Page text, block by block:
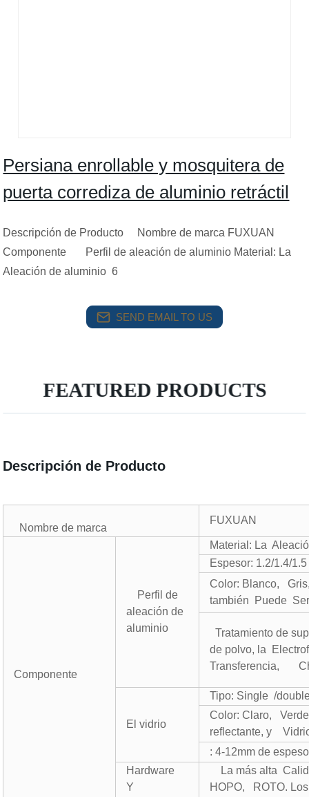
Persiana enrollable y mosquitera de
puerta corrediza de aluminio retráctil
Descripción de Producto Nombre de marca FUXUAN
Componente Perfil de aleación de aluminio Material: La
Aleación de aluminio 6
SEND EMAIL TO US
FEATURED PRODUCTS
Descripción de Producto
Nombre de marca
FUXUAN
Componente
Perfil de
aleación de
aluminio
Material: La
Espesor: 1.2/1.4/
Color: Blanco,
también Puede
Tratamiento de
de polvo, la
Transferencia,
El vidrio
Tipo: Single /
Color: Claro,
reflectante, y
: 4-12mm de
Hardware
Y
La más alta
HOPO, ROTO.